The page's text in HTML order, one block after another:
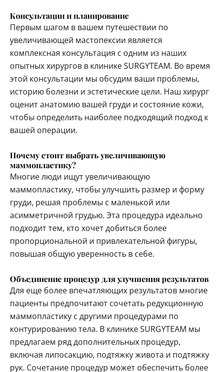
Консультации и планирование
Первым шагом в вашем путешествии по
увеличивающей мастопексии является
комплексная консультация с одним из наших
опытных хирургов в клинике SURGYTEAM. Во время
этой консультации мы обсудим ваши проблемы,
историю болезни и эстетические цели. Наш хирург
оценит анатомию вашей груди и состояние кожи,
чтобы определить наиболее подходящий подход к
вашей операции.
Почему стоит выбрать увеличивающую
маммопластику?
Многие люди ищут увеличивающую
маммопластику, чтобы улучшить размер и форму
груди, решая проблемы с маленькой или
асимметричной грудью. Эта процедура идеально
подходит тем, кто хочет добиться более
пропорциональной и привлекательной фигуры,
повышая общую уверенность в себе.
Объединение процедур для улучшения результатов
Для еще более впечатляющих результатов многие
пациенты предпочитают сочетать редукционную
маммопластику с другими процедурами по
контурированию тела. В клинике SURGYTEAM мы
предлагаем ряд дополнительных процедур,
включая липосакцию, подтяжку живота и подтяжку
рук. Сочетание процедур может обеспечить более